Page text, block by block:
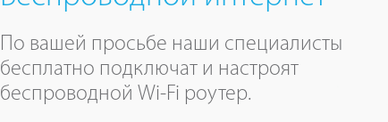
По вашей просьбе наши специалисты
бесплатно подключат и настроят
беспроводной Wi-Fi роутер.